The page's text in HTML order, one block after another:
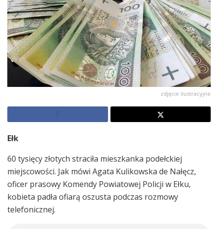
zdjęcie ilustracyjne
Ełk
60 tysięcy złotych straciła mieszkanka podełckiej
miejscowości. Jak mówi Agata Kulikowska de Nałęcz,
oficer prasowy Komendy Powiatowej Policji w Ełku,
kobieta padła ofiarą oszusta podczas rozmowy
telefonicznej.